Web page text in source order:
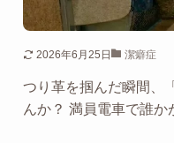
2026年6月25日 潔癖症
つり革を掴んだ瞬間、
んか？ 満員電車で誰か